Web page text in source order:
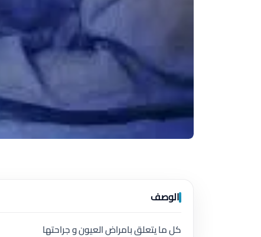
الوصف
كل ما يتعلق بامراض العيون و جراحتها